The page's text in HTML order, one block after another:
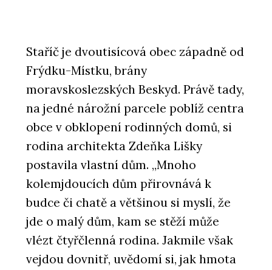
Staříč je dvoutisícová obec západně od
Frýdku-Místku, brány
moravskoslezských Beskyd. Právě tady,
na jedné nárožní parcele poblíž centra
obce v obklopení rodinných domů, si
rodina architekta Zdeňka Lišky
postavila vlastní dům. „Mnoho
kolemjdoucích dům přirovnává k
budce či chatě a většinou si myslí, že
jde o malý dům, kam se stěží může
vlézt čtyřčlenná rodina. Jakmile však
vejdou dovnitř, uvědomí si, jak hmota